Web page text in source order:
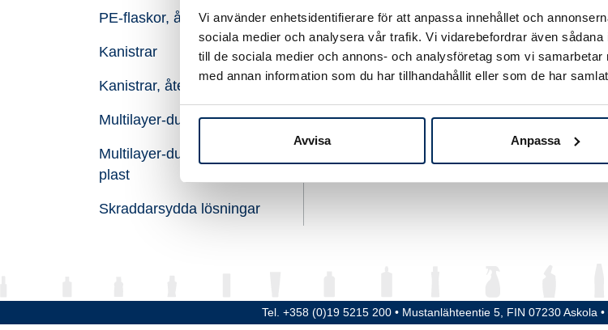
Vi använder enhetsidentifierare för att anpassa innehållet och
sociala medier och analysera vår trafik. Vi vidarebefordrar även
till de sociala medier och annons- och analysföretag som vi
med annan information som du har tillhandahållit eller som de har
Avvisa Anpassa
PE-flaskor, återvunnen plast
Kanistrar
Kanistrar, återvunnen plast
Multilayer-dunken
Multilayer-dunken, återvunnen
plast
Skraddarsydda lösningar
Höjd 181 mm
Diameter 90 x 55 mm
Material HDPE
Tel. +358 (0)19 5215 200 • Mustanlähteentie 5, FIN 07230 Askola